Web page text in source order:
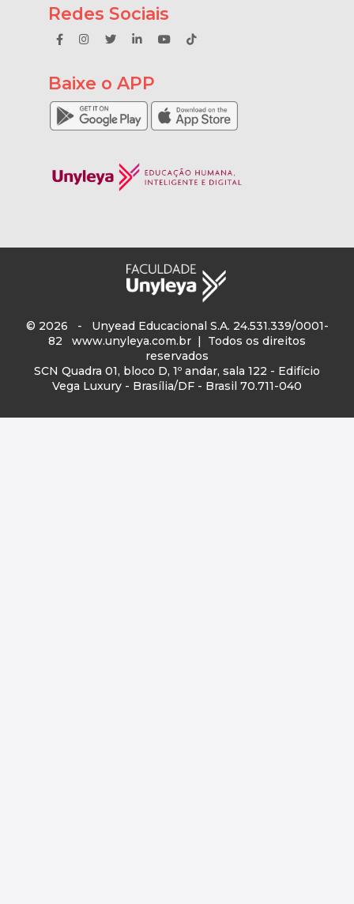
Redes Sociais
Baixe o APP
© 2026 - Unyead Educacional S.A. 24.531.339/0001-
82 www.unyleya.com.br | Todos os direitos
reservados
SCN Quadra 01, bloco D, 1º andar, sala 122 - Edifício
Vega Luxury - Brasília/DF - Brasil 70.711-040